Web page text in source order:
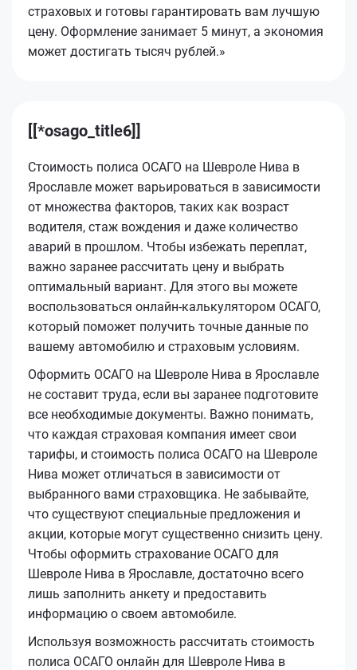
страховых и готовы гарантировать вам лучшую
цену. Оформление занимает 5 минут, а экономия
может достигать тысяч рублей.»
[[*osago_title6]]
Стоимость полиса ОСАГО на Шевроле Нива в
Ярославле может варьироваться в зависимости
от множества факторов, таких как возраст
водителя, стаж вождения и даже количество
аварий в прошлом. Чтобы избежать переплат,
важно заранее рассчитать цену и выбрать
оптимальный вариант. Для этого вы можете
воспользоваться онлайн-калькулятором ОСАГО,
который поможет получить точные данные по
вашему автомобилю и страховым условиям.
Оформить ОСАГО на Шевроле Нива в Ярославле
не составит труда, если вы заранее подготовите
все необходимые документы. Важно понимать,
что каждая страховая компания имеет свои
тарифы, и стоимость полиса ОСАГО на Шевроле
Нива может отличаться в зависимости от
выбранного вами страховщика. Не забывайте,
что существуют специальные предложения и
акции, которые могут существенно снизить цену.
Чтобы оформить страхование ОСАГО для
Шевроле Нива в Ярославле, достаточно всего
лишь заполнить анкету и предоставить
информацию о своем автомобиле.
Используя возможность рассчитать стоимость
полиса ОСАГО онлайн для Шевроле Нива в